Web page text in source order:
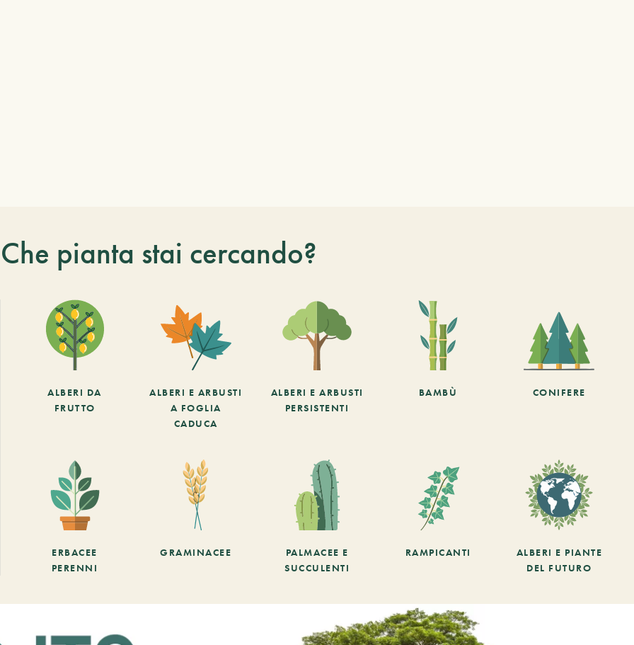
Che pianta stai cercando?
ALBERI DA
FRUTTO
ALBERI E ARBUSTI
A FOGLIA
CADUCA
ALBERI E ARBUSTI
PERSISTENTI
BAMBÙ CONIFERE
ERBACEE
PERENNI
GRAMINACEE
PALMACEE E
SUCCULENTI
RAMPICANTI
ALBERI E PIANTE
DEL FUTURO